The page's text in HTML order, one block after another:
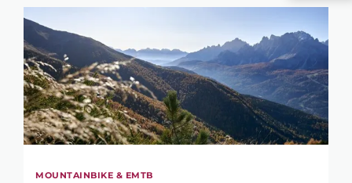
MOUNTAINBIKE & EMTB